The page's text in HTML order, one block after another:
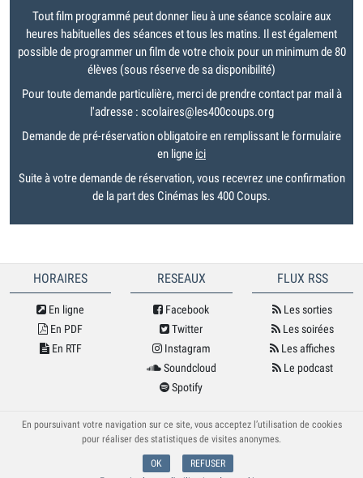
Tout film programmé peut donner lieu à une séance scolaire aux
heures habituelles des séances et tous les matins. Il est également
possible de programmer un film de votre choix pour un minimum de 80
élèves (sous réserve de sa disponibilité)
Pour toute demande particulière, merci de prendre contact par mail à
l'adresse : scolaires@les400coups.org
Demande de pré-réservation obligatoire en remplissant le formulaire
en ligne ici
Suite à votre demande de réservation, vous recevrez une confirmation
de la part des Cinémas les 400 Coups.
HORAIRES
En ligne
En PDF
En RTF
RESEAUX
Facebook
Twitter
Instagram
Soundcloud
Spotify
FLUX RSS
Les sorties
Les soirées
Les affiches
Le podcast
© Cybele 2026
En poursuivant votre navigation sur ce site, vous acceptez l’utilisation de cookies
pour réaliser des statistiques de visites anonymes.
OK
REFUSER